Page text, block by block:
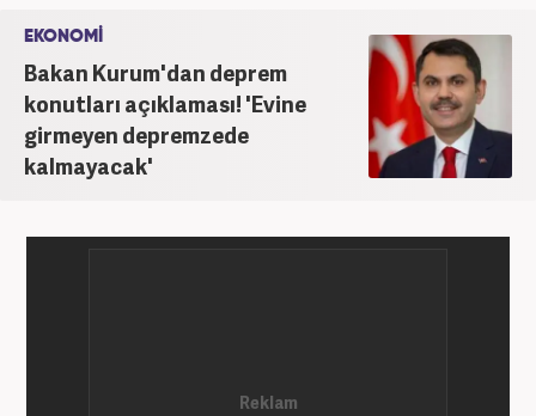
EKONOMİ
Bakan Kurum'dan deprem
konutları açıklaması! 'Evine
girmeyen depremzede
kalmayacak'